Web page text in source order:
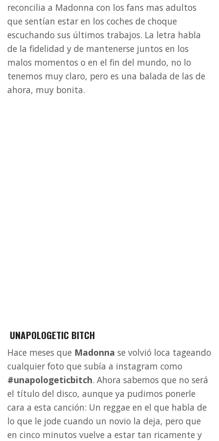
reconcilia a Madonna con los fans mas adultos
que sentían estar en los coches de choque
escuchando sus últimos trabajos. La letra habla
de la fidelidad y de mantenerse juntos en los
malos momentos o en el fin del mundo, no lo
tenemos muy claro, pero es una balada de las de
ahora, muy bonita.
UNAPOLOGETIC BITCH
Hace meses que Madonna se volvió loca tageando
cualquier foto que subía a instagram como
#unapologeticbitch. Ahora sabemos que no será
el título del disco, aunque ya pudimos ponerle
cara a esta canción: Un reggae en el que habla de
lo que le jode cuando un novio la deja, pero que
en cinco minutos vuelve a estar tan ricamente y